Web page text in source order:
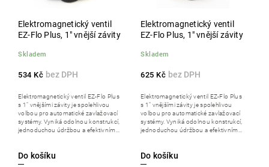
Elektromagnetický ventil
EZ-Flo Plus, 1" vnější závity
Skladem
534 Kč
Do košíku
Elektromagnetický ventil EZ-Flo Plus
s 1" vnějšími závity je spolehlivou
volbou pro automatické zavlažovací
systémy. Vyniká odolnou konstrukcí,
jednoduchou údržbou a efektivním...
Elektromagnetický ventil
EZ-Flo Plus, 1" vnější závity
Skladem
625 Kč
Do košíku
Elektromagnetický ventil EZ-Flo Plus
s 1" vnějšími závity je spolehlivou
volbou pro automatické zavlažovací
systémy. Vyniká odolnou konstrukcí,
jednoduchou údržbou a efektivním...